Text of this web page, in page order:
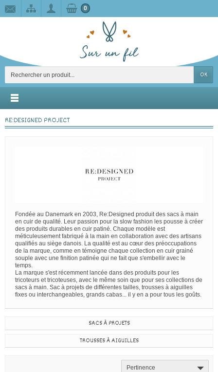
OK
0
RE:DESIGNED PROJECT
Fondée au Danemark en 2003, Re:Designed produit des sacs à main
en cuir de qualité. Leur passion pour la slow fashion les pousse à créer
des produits durables en cuir patiné. Chaque modèle est
méticuleusement fabriqué à la main en collaboration avec des artisans
qualifiés au siège danois. La qualité est au cœur des préoccupations
de la marque, comme en témoigne chaque collection en cuir grainé
souple avec une finition patinée qui ne fait que s'embellir avec le
temps.
La marque s'est récemment lancée dans des produits pour les
tricoteurs et tricoteuses, avec le même soin que pour ses collections de
sacs à main. Sac à projets de différentes tailles, trousses à aiguilles
fixes ou interchangeables, grands cabas... il y en a pour tous les goûts.
SACS À PROJETS
TROUSSES À AIGUILLES
Pertinence